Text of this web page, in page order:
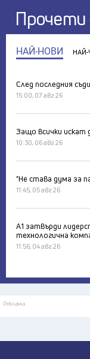
НАЙ-НОВИ НАЙ-
След последния
15:00, 07 авг 26
Защо всички искат
10:30, 06 авг 26
"Не става дума за
11:45, 05 авг 26
А1 затвърди
технологична
11:56, 04 авг 26
Реклама